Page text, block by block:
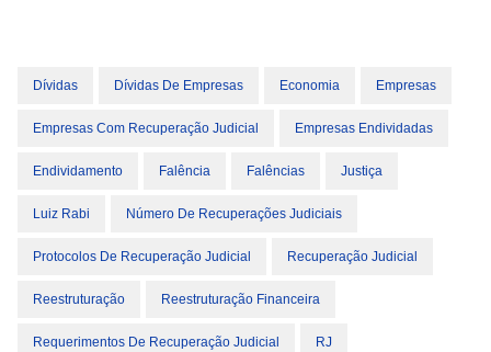
Dívidas Dívidas De Empresas Economia Empresas
Empresas Com Recuperação Judicial Empresas Endividadas
Endividamento Falência Falências Justiça
Luiz Rabi Número De Recuperações Judiciais
Protocolos De Recuperação Judicial Recuperação Judicial
Reestruturação Reestruturação Financeira
Requerimentos De Recuperação Judicial RJ